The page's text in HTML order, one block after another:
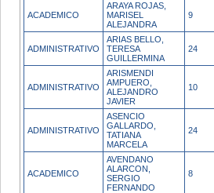
ACADEMICO
ARAYA ROJAS,
MARISEL
ALEJANDRA
9
ADMINISTRATIVO
ARIAS BELLO,
TERESA
GUILLERMINA
24
ADMINISTRATIVO
ARISMENDI
AMPUERO,
ALEJANDRO
JAVIER
10
ADMINISTRATIVO
ASENCIO
GALLARDO,
TATIANA
MARCELA
24
ACADEMICO
AVENDANO
ALARCON,
SERGIO
FERNANDO
8